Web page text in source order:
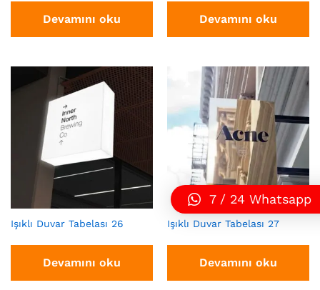
Devamını oku Devamını oku
Işıklı Duvar Tabelası 26
Devamını oku
Işıklı Duvar Tabelası 27
Devamını oku
7 / 24 Whatsapp